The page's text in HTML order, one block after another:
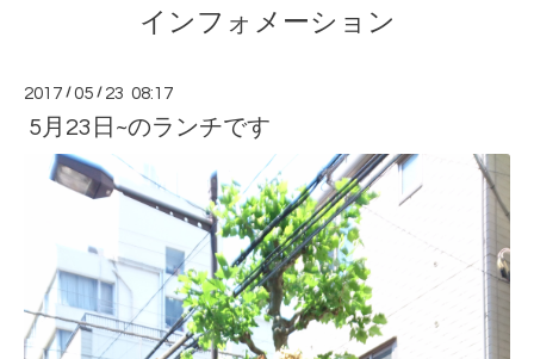
インフォメーション
2017 /05 / 23 08:17
5月23日~のランチです